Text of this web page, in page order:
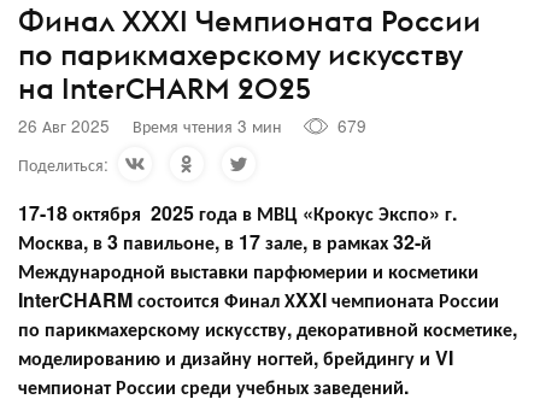
Финал XXXI Чемпионата России
по парикмахерскому искусству
на InterCHARM 2025
26 Авг 2025 Время чтения 3 мин
679
Поделиться:
17-18 октября 2025 года в МВЦ «Крокус Экспо» г.
Москва, в 3 павильоне, в 17 зале, в рамках 32-й
Международной выставки парфюмерии и косметики
InterCHARM состоится Финал ХXXIчемпионата России
по парикмахерскому искусству, декоративной косметике,
моделированию и дизайну ногтей, брейдингу и VI
чемпионат России среди учебных заведений.